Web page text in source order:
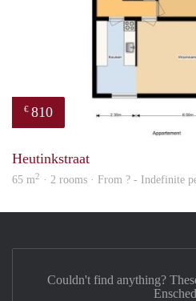
€ 810
Heutinkstraat
65 m2 · 2 rooms · From ? - Indefinite
Couldn't find anything?